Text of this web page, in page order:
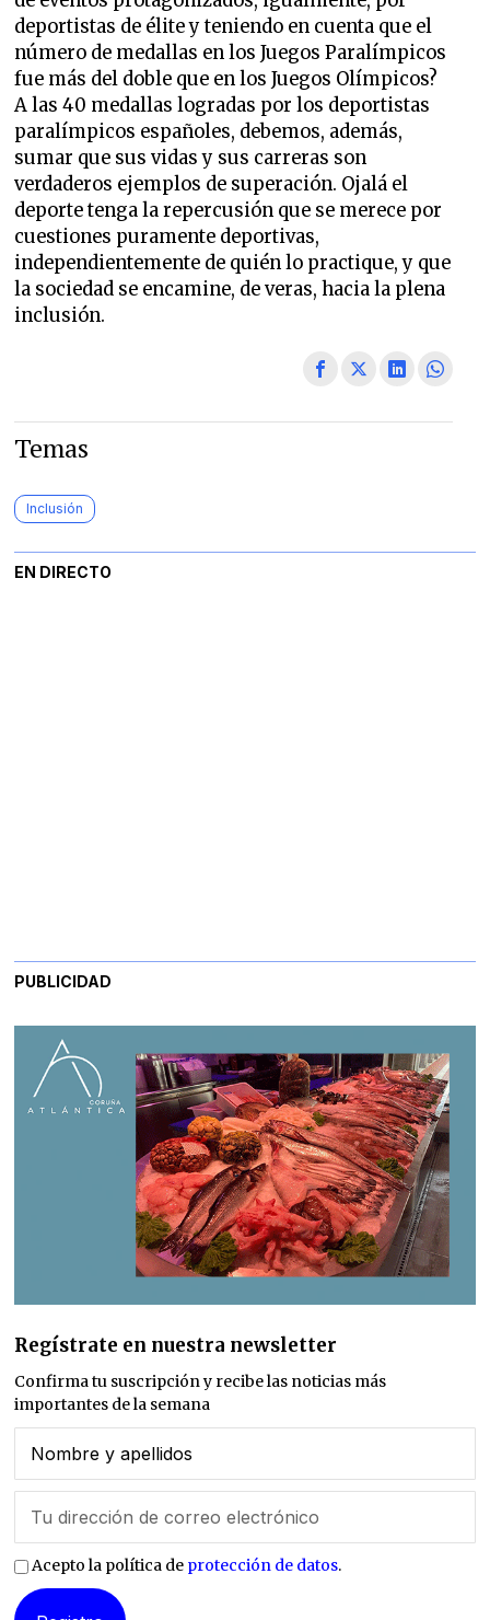
deportistas de élite y teniendo en cuenta que el
número de medallas en los Juegos Paralímpicos
fue más del doble que en los Juegos Olímpicos?
A las 40 medallas logradas por los deportistas
paralímpicos españoles, debemos, además,
sumar que sus vidas y sus carreras son
verdaderos ejemplos de superación. Ojalá el
deporte tenga la repercusión que se merece por
cuestiones puramente deportivas,
independientemente de quién lo practique, y que
la sociedad se encamine, de veras, hacia la plena
inclusión.
Temas
Inclusión
EN DIRECTO
PUBLICIDAD
Regístrate en nuestra newsletter
Confirma tu suscripción y recibe las noticias más
importantes de la semana
Acepto la política de protección de datos.